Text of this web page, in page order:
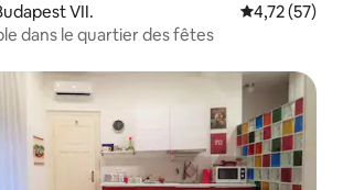
VII. Évaluation
4,72 (57)
dans le quartier des fêtes